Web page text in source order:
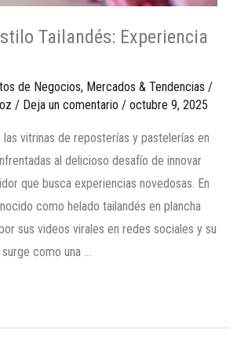
Tailandés: Experiencia
de Negocios, Mercados & Tendencias /
/ Deja un comentario / octubre 9, 2025
las vitrinas de reposterías y pastelerías en
al delicioso desafío de innovar
que busca experiencias novedosas. En
como helado tailandés en plancha
sus videos virales en redes sociales y su
como una …